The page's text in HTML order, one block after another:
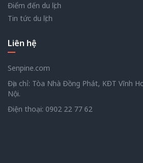
Điểm đến du lịch
Tin tức du lịch
Liên hệ
Senpine.com
Địa chỉ: Tòa Nhà Đồng Phát, KĐT Vĩnh
Nội.
Điện thoại: 0902 22 77 62